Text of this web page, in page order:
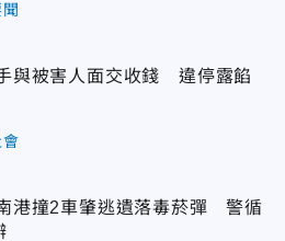
與被害人面交收錢 違停露餡
會
港撞2車肇逃遺落毒菸彈 警循